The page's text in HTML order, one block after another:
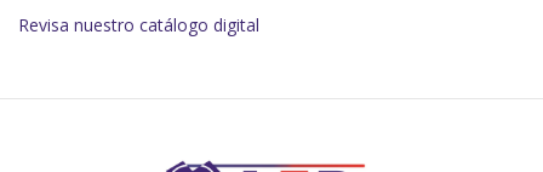
Revisa nuestro catálogo digital